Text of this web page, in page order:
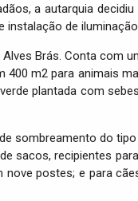
a autarquia
de
Brás. Conta com
m2 para animais
plantada com
sombreamento do
sacos, recipientes
postes; e para